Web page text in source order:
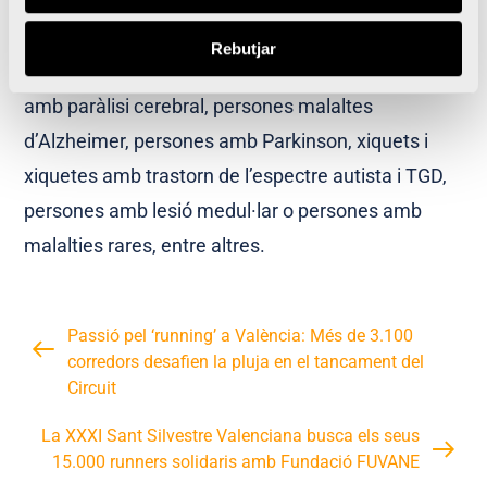
Rebutjar
diferents col·lectius com ara xiquets i xiquetes
amb paràlisi cerebral, persones malaltes
d’Alzheimer, persones amb Parkinson, xiquets i
xiquetes amb trastorn de l’espectre autista i TGD,
persones amb lesió medul·lar o persones amb
malalties rares, entre altres.
Passió pel ‘running’ a València: Més de 3.100
corredors desafien la pluja en el tancament del
Circuit
La XXXI Sant Silvestre Valenciana busca els seus
15.000 runners solidaris amb Fundació FUVANE